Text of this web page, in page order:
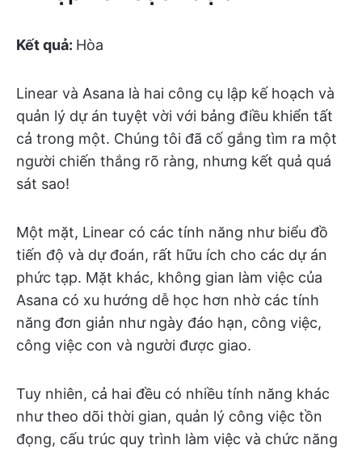
Kết quả: Hòa
Linear và Asana là hai công cụ lập kế hoạch và
quản lý dự án tuyệt vời với bảng điều khiển tất
cả trong một. Chúng tôi đã cố gắng tìm ra một
người chiến thắng rõ ràng, nhưng kết quả quá
sát sao!
Một mặt, Linear có các tính năng như biểu đồ
tiến độ và dự đoán, rất hữu ích cho các dự án
phức tạp. Mặt khác, không gian làm việc của
Asana có xu hướng dễ học hơn nhờ các tính
năng đơn giản như ngày đáo hạn, công việc,
công việc con và người được giao.
Tuy nhiên, cả hai đều có nhiều tính năng khác
như theo dõi thời gian, quản lý công việc tồn
đọng, cấu trúc quy trình làm việc và chức năng